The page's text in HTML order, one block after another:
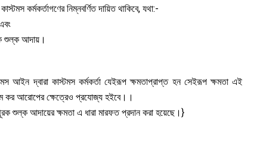
কর্মকর্তাগণের নিম্নবর্ণিত দায়িত থাকিবে, যথা:-
শুল্ক আদায়।
দ্বারা কাস্টমস কর্মকর্তা যেইরূপ ক্ষমতাপ্রাপ্ত হন সেইরূপ ক্ষমতা এই
আরোপের ক্ষেত্রেও প্রযোজ্য হইবে।।
শুল্ক আদায়ের ক্ষমতা এ ধারা মারফত প্রদান করা হয়েছে।}